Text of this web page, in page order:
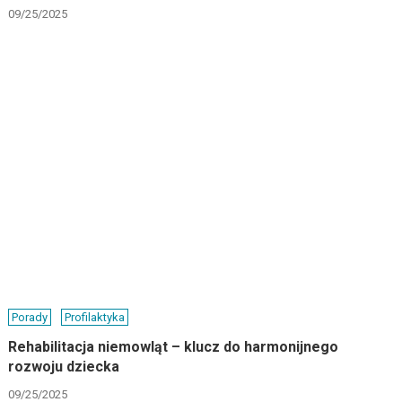
09/25/2025
Porady Profilaktyka
Rehabilitacja niemowląt – klucz do harmonijnego
rozwoju dziecka
09/25/2025